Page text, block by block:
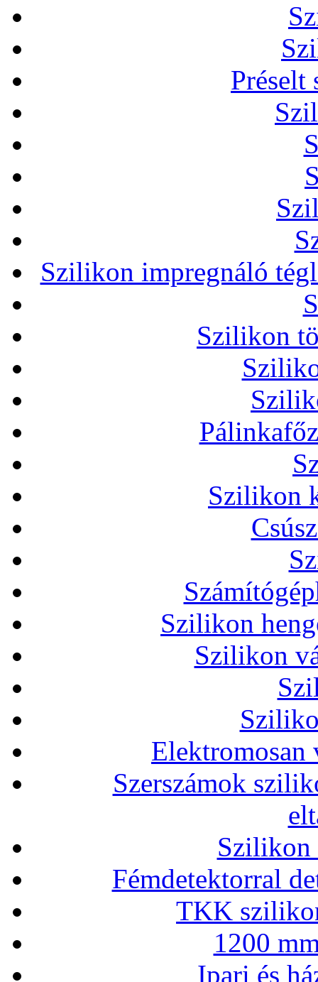
Préselt
Szilikon impregnáló
Szilikon
Szilikon
Szilikon
Szilikon
Elektromosan
Szerszámok
Szilikon
Fémdetektorral
TKK
1200
Ipari és